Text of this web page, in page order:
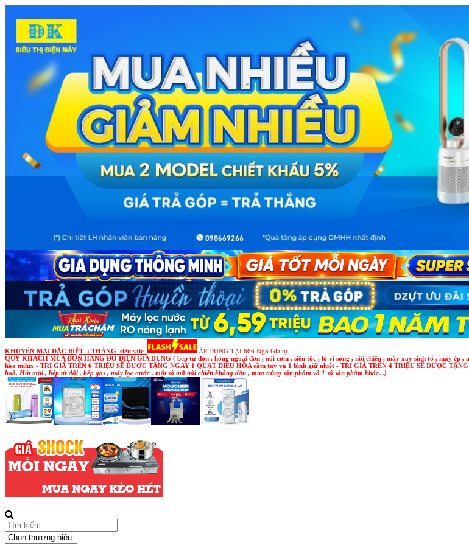
KHUYẾN MẠI ĐẶC BIỆT : THÁNG siêu sale
ÁP DỤNG TẠI 666 Ngô Gia tự
QUÝ KHÁCH MUA ĐƠN HÀNG ĐỒ ĐIỆN GIA DỤNG ( bếp từ đơn , hồng ngoại đơn , nồi cơm , siêu tốc , lò vi sóng , nồi chiên , máy xay sinh tố , máy ép
hòa milux - TRỊ GIÁ TRÊN 6 TRIỆU SẼ ĐƯỢC TẶNG NGAY 1 QUẠT ĐIỀU HÒA cầm tay và 1 bình giữ nhiệt - TRỊ GIÁ TRÊN 4 TRIỆU SẼ ĐƯỢC
hoà, Hút mùi , bếp từ đôi , bếp gas , máy lọc nước , một số mã nồi chiên không dầu , mua trùng sản phẩm và 1 số sản phẩm khác...)